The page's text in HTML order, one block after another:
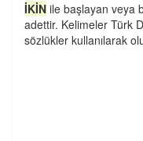
İKİN ile başlayan veya
adettir. Kelimeler Türk
sözlükler kullanılarak